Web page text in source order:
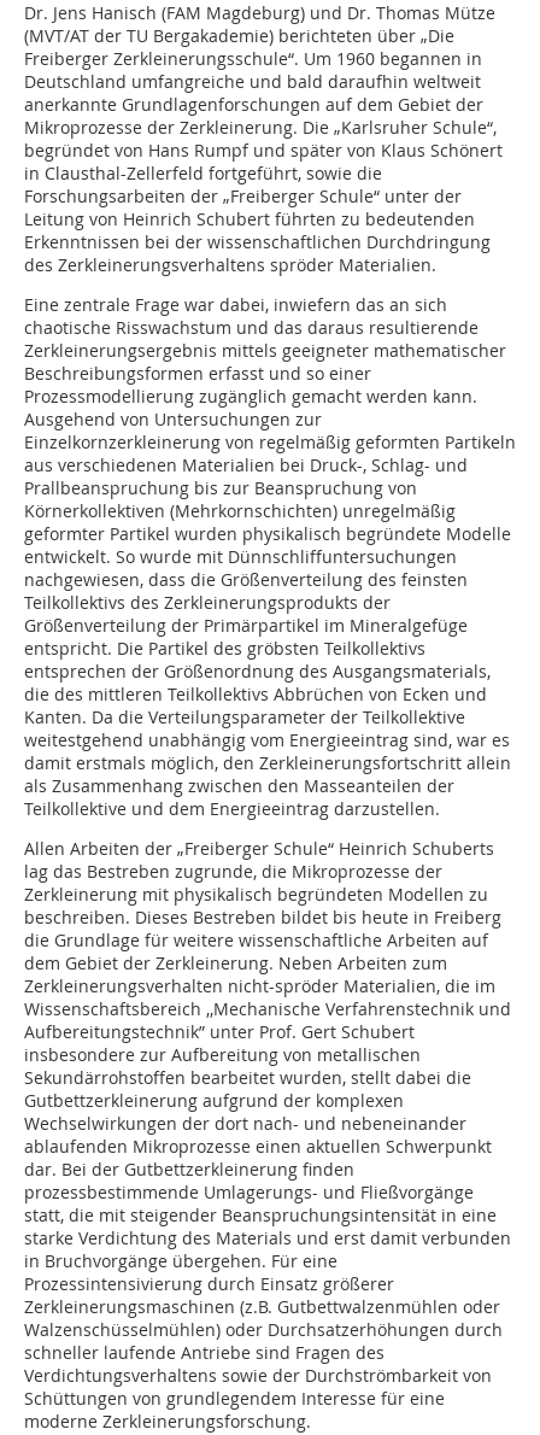
Dr. Jens Hanisch (FAM Magdeburg) und Dr. Thomas Mütze
(MVT/AT der TU Bergakademie) berichteten über „Die
Freiberger Zerkleinerungsschule“. Um 1960 begannen in
Deutschland umfangreiche und bald daraufhin weltweit
anerkannte Grundlagenforschungen auf dem Gebiet der
Mikroprozesse der Zerkleinerung. Die „Karlsruher Schule“,
begründet von Hans Rumpf und später von Klaus Schönert
in Clausthal-Zellerfeld fortgeführt, sowie die
Forschungsarbeiten der „Freiberger Schule“ unter der
Leitung von Heinrich Schubert führten zu bedeutenden
Erkenntnissen bei der wissenschaftlichen Durchdringung
des Zerkleinerungsverhaltens spröder Materialien.
Eine zentrale Frage war dabei, inwiefern das an sich
chaotische Risswachstum und das daraus resultierende
Zerkleinerungsergebnis mittels geeigneter mathematischer
Beschreibungsformen erfasst und so einer
Prozessmodellierung zugänglich gemacht werden kann.
Ausgehend von Untersuchungen zur
Einzelkornzerkleinerung von regelmäßig geformten Partikeln
aus verschiedenen Materialien bei Druck-, Schlag- und
Prallbeanspruchung bis zur Beanspruchung von
Körnerkollektiven (Mehrkornschichten) unregelmäßig
geformter Partikel wurden physikalisch begründete Modelle
entwickelt. So wurde mit Dünnschliffuntersuchungen
nachgewiesen, dass die Größenverteilung des feinsten
Teilkollektivs des Zerkleinerungsprodukts der
Größenverteilung der Primärpartikel im Mineralgefüge
entspricht. Die Partikel des gröbsten Teilkollektivs
entsprechen der Größenordnung des Ausgangsmaterials,
die des mittleren Teilkollektivs Abbrüchen von Ecken und
Kanten. Da die Verteilungsparameter der Teilkollektive
weitestgehend unabhängig vom Energieeintrag sind, war es
damit erstmals möglich, den Zerkleinerungsfortschritt allein
als Zusammenhang zwischen den Masseanteilen der
Teilkollektive und dem Energieeintrag darzustellen.
Allen Arbeiten der „Freiberger Schule“ Heinrich Schuberts
lag das Bestreben zugrunde, die Mikroprozesse der
Zerkleinerung mit physikalisch begründeten Modellen zu
beschreiben. Dieses Bestreben bildet bis heute in Freiberg
die Grundlage für weitere wissenschaftliche Arbeiten auf
dem Gebiet der Zerkleinerung. Neben Arbeiten zum
Zerkleinerungsverhalten nicht-spröder Materialien, die im
Wissenschaftsbereich ,,Mechanische Verfahrenstechnik und
Aufbereitungstechnik” unter Prof. Gert Schubert
insbesondere zur Aufbereitung von metallischen
Sekundärrohstoffen bearbeitet wurden, stellt dabei die
Gutbettzerkleinerung aufgrund der komplexen
Wechselwirkungen der dort nach- und nebeneinander
ablaufenden Mikroprozesse einen aktuellen Schwerpunkt
dar. Bei der Gutbettzerkleinerung finden
prozessbestimmende Umlagerungs- und Fließvorgänge
statt, die mit steigender Beanspruchungsintensität in eine
starke Verdichtung des Materials und erst damit verbunden
in Bruchvorgänge übergehen. Für eine
Prozessintensivierung durch Einsatz größerer
Zerkleinerungsmaschinen (z.B. Gutbettwalzenmühlen oder
Walzenschüsselmühlen) oder Durchsatzerhöhungen durch
schneller laufende Antriebe sind Fragen des
Verdichtungsverhaltens sowie der Durchströmbarkeit von
Schüttungen von grundlegendem Interesse für eine
moderne Zerkleinerungsforschung.